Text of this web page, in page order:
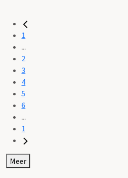
1
...
2
3
4
5
6
...
1
Meer